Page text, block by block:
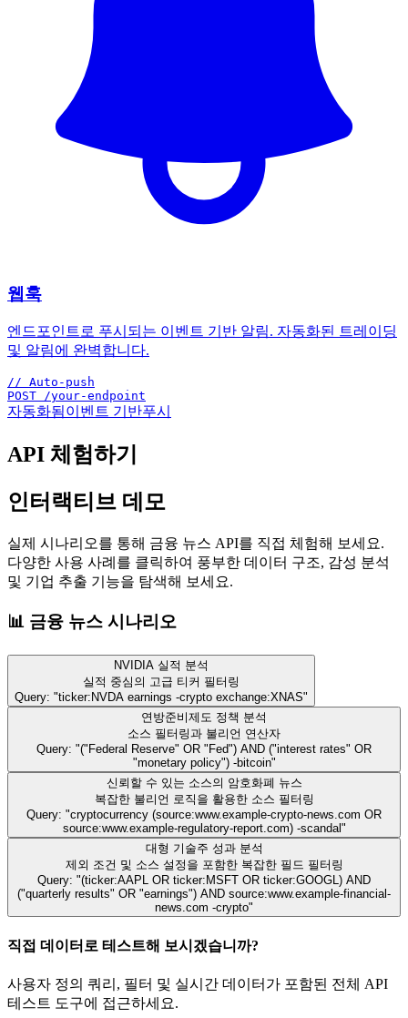
웹훅
엔드포인트로 푸시되는 이벤트 기반 알림. 자동화된 트레이딩
및 알림에 완벽합니다.
// Auto-push
POST /your-endpoint
자동화됨이벤트 기반푸시
API 체험하기
인터랙티브 데모
실제 시나리오를 통해 금융 뉴스 API를 직접 체험해 보세요.
다양한 사용 사례를 클릭하여 풍부한 데이터 구조, 감성 분석
및 기업 추출 기능을 탐색해 보세요.
📊 금융 뉴스 시나리오
NVIDIA 실적 분석
실적 중심의 고급 티커 필터링
Query: "ticker:NVDA earnings -crypto exchange:XNAS"
연방준비제도 정책 분석
소스 필터링과 불리언 연산자
Query: "("Federal Reserve" OR "Fed") AND ("interest rates" OR
"monetary policy") -bitcoin"
신뢰할 수 있는 소스의 암호화폐 뉴스
복잡한 불리언 로직을 활용한 소스 필터링
Query: "cryptocurrency (source:www.example-crypto-news.com OR
source:www.example-regulatory-report.com) -scandal"
대형 기술주 성과 분석
제외 조건 및 소스 설정을 포함한 복잡한 필드 필터링
Query: "(ticker:AAPL OR ticker:MSFT OR ticker:GOOGL) AND
("quarterly results" OR "earnings") AND source:www.example-financial-
news.com -crypto"
직접 데이터로 테스트해 보시겠습니까?
사용자 정의 쿼리, 필터 및 실시간 데이터가 포함된 전체 API
테스트 도구에 접근하세요.